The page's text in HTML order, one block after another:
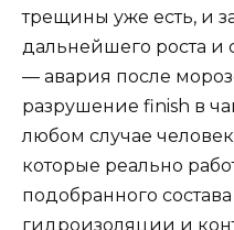
трещины уже есть, и
дальнейшего роста и
— авария после
разрушение finish в
любом случае
которые реально
подобранного
гидроизоляции и